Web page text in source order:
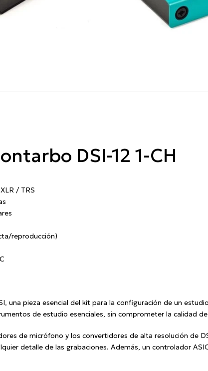
DSI-12 1-CH
/ TRS
reproducción)
una pieza esencial del kit para la configuración de un
de estudio esenciales, sin comprometer la calidad
de micrófono y los convertidores de alta resolución de
detalle de las grabaciones. Además, un controlador